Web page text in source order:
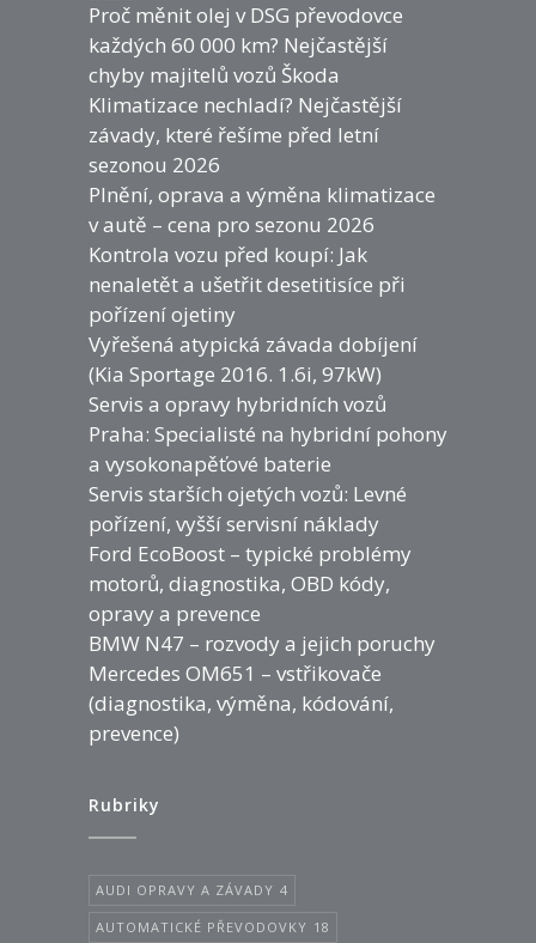
Proč měnit olej v DSG převodovce
každých 60 000 km? Nejčastější
chyby majitelů vozů Škoda
Klimatizace nechladí? Nejčastější
závady, které řešíme před letní
sezonou 2026
Plnění, oprava a výměna klimatizace
v autě – cena pro sezonu 2026
Kontrola vozu před koupí: Jak
nenaletět a ušetřit desetitisíce při
pořízení ojetiny
Vyřešená atypická závada dobíjení
(Kia Sportage 2016. 1.6i, 97kW)
Servis a opravy hybridních vozů
Praha: Specialisté na hybridní pohony
a vysokonapěťové baterie
Servis starších ojetých vozů: Levné
pořízení, vyšší servisní náklady
Ford EcoBoost – typické problémy
motorů, diagnostika, OBD kódy,
opravy a prevence
BMW N47 – rozvody a jejich poruchy
Mercedes OM651 – vstřikovače
(diagnostika, výměna, kódování,
prevence)
Rubriky
AUDI OPRAVY A ZÁVADY 4
AUTOMATICKÉ PŘEVODOVKY 18